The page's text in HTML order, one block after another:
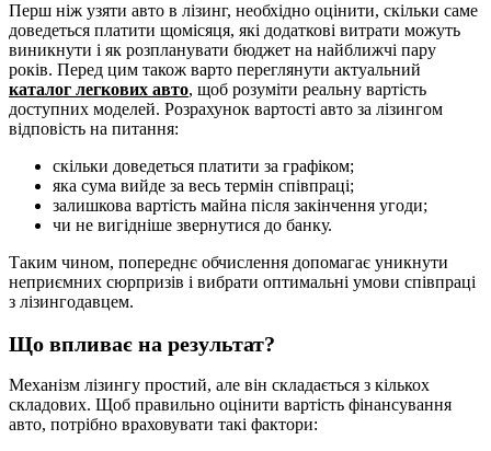
Перш ніж узяти авто в лізинг, необхідно оцінити, скільки саме
доведеться платити щомісяця, які додаткові витрати можуть
виникнути і як розпланувати бюджет на найближчі пару
років. Перед цим також варто переглянути актуальний
каталог легкових авто, щоб розуміти реальну вартість
доступних моделей. Розрахунок вартості авто за лізингом
відповість на питання:
скільки доведеться платити за графіком;
яка сума вийде за весь термін співпраці;
залишкова вартість майна після закінчення угоди;
чи не вигідніше звернутися до банку.
Таким чином, попереднє обчислення допомагає уникнути
неприємних сюрпризів і вибрати оптимальні умови співпраці
з лізингодавцем.
Що впливає на результат?
Механізм лізингу простий, але він складається з кількох
складових. Щоб правильно оцінити вартість фінансування
авто, потрібно враховувати такі фактори: